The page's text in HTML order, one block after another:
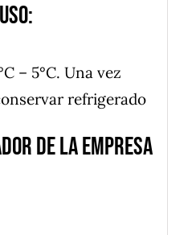
– 5°C. Una vez
refrigerado
de la empresa